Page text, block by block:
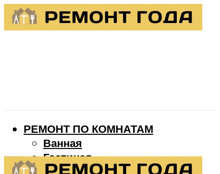
РЕМОНТ ПО КОМНАТАМ
Ванная
Гостиная